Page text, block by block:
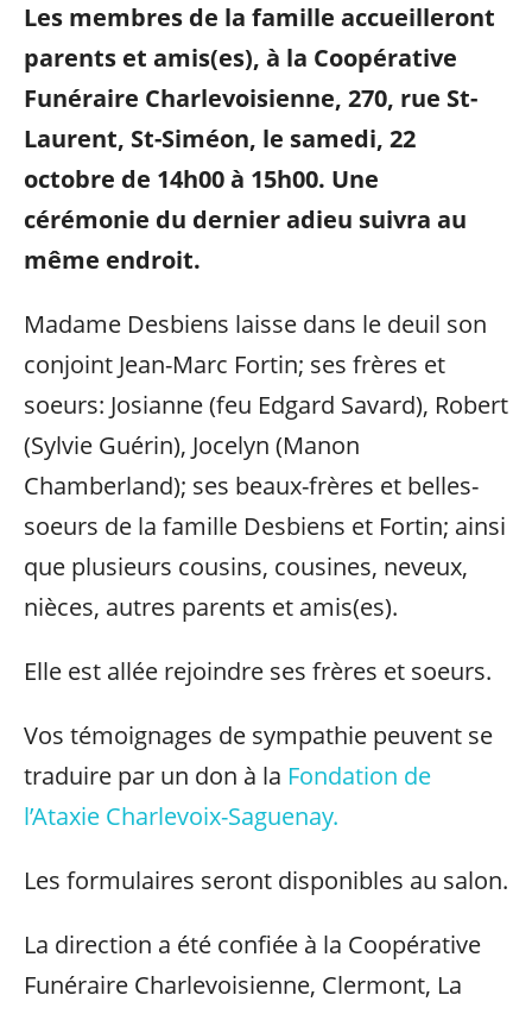
Les membres de la famille accueilleront
parents et amis(es), à la Coopérative
Funéraire Charlevoisienne, 270, rue St-
Laurent, St-Siméon, le samedi, 22
octobre de 14h00 à 15h00. Une
cérémonie du dernier adieu suivra au
même endroit.
Madame Desbiens laisse dans le deuil son
conjoint Jean-Marc Fortin; ses frères et
soeurs: Josianne (feu Edgard Savard), Robert
(Sylvie Guérin), Jocelyn (Manon
Chamberland); ses beaux-frères et belles-
soeurs de la famille Desbiens et Fortin; ainsi
que plusieurs cousins, cousines, neveux,
nièces, autres parents et amis(es).
Elle est allée rejoindre ses frères et soeurs.
Vos témoignages de sympathie peuvent se
traduire par un don à la Fondation de
l’Ataxie Charlevoix-Saguenay.
Les formulaires seront disponibles au salon.
La direction a été confiée à la Coopérative
Funéraire Charlevoisienne, Clermont, La